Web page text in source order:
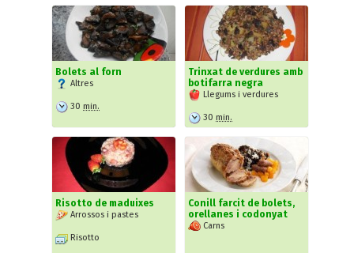
Bolets al forn
Altres
30 min.
Trinxat de verdures amb
botifarra negra
Llegums i verdures
30 min.
Risotto de maduixes
Arrossos i pastes
Risotto
Conill farcit de bolets,
orellanes i codonyat
Carns